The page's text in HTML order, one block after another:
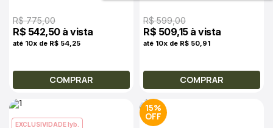
R$ 775,00
R$ 542,50 à vista
até 10x de R$ 54,25
COMPRAR
R$ 599,00
R$ 509,15 à vista
até 10x de R$ 50,91
COMPRAR
EXCLUSIVIDADE lyb.
15%